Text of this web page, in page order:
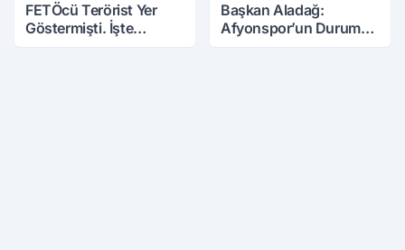
FETÖcü Terörist Yer
Göstermişti. İşte
Başkan Aladağ:
Afyonspor’un Durumu